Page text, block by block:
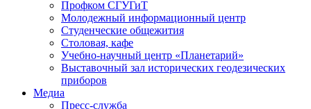
Профком СГУГиТ
Молодежный информационный центр
Студенческие общежития
Столовая, кафе
Учебно-научный центр «Планетарий»
Выставочный зал исторических геодезических
приборов
Медиа
Пресс-служба